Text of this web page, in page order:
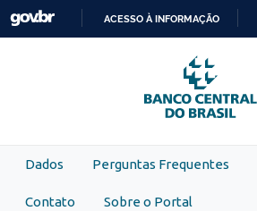
Skip to main content
PARA
O
CONTEÚDO
ACESSO À INFORMAÇÃO
Dados Perguntas Frequentes
Contato Sobre o Portal